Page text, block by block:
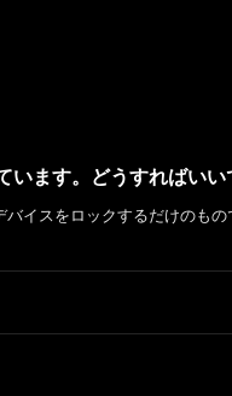
ます。どうすればいい
イスをロックするだけのも